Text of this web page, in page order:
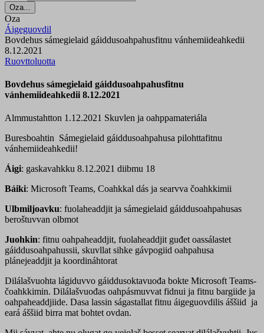
Oza...
Oza
Áigeguovdil
Bovdehus sámegielaid gáiddusoahpahusfitnu vánhemiideahkedii
8.12.2021
Ruovttoluotta
Bovdehus sámegielaid gáiddusoahpahusfitnu
vánhemiideahkedii 8.12.2021
Almmustahtton 1.12.2021 Skuvlen ja oahppamateriála
Buresboahtin Sámegielaid gáiddusoahpahusa pilohttafitnu
vánhemiideahkedii!
Áigi: gaskavahkku 8.12.2021 diibmu 18
Báiki: Microsoft Teams, Coahkkal dás ja searvva čoahkkimii
Ulbmiljoavku: fuolaheaddjit ja sámegielaid gáiddusoahpahusas
beroštuvvan olbmot
Juohkin: fitnu oahpaheaddjit, fuolaheaddjit guđet oassálastet
gáiddusoahpahussii, skuvllat sihke gávpogiid oahpahusa
plánejeaddjit ja koordináhtorat
Dilálašvuohta lágiduvvo gáiddusoktavuođa bokte Microsoft Teams-
čoahkkimin. Dilálašvuođas oahpásmuvvat fidnui ja fitnu bargiide ja
oahpaheaddjiide. Dasa lassin ságastallat fitnu áigeguovdilis áššiid ja
eará áššiid birra mat bohtet ovdan.